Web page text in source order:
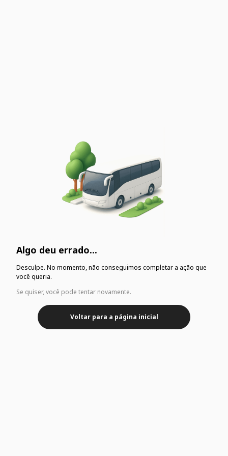
Algo deu errado...
Desculpe. No momento, não conseguimos completar a ação que
você queria.
Se quiser, você pode tentar novamente.
Voltar para a página inicial